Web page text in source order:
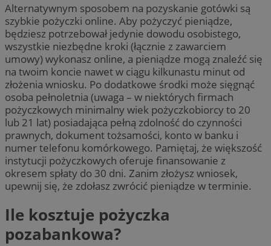
Alternatywnym sposobem na pozyskanie gotówki są
szybkie pożyczki online. Aby pożyczyć pieniądze,
będziesz potrzebował jedynie dowodu osobistego,
wszystkie niezbędne kroki (łącznie z zawarciem
umowy) wykonasz online, a pieniądze mogą znaleźć się
na twoim koncie nawet w ciągu kilkunastu minut od
złożenia wniosku. Po dodatkowe środki może sięgnąć
osoba pełnoletnia (uwaga – w niektórych firmach
pożyczkowych minimalny wiek pożyczkobiorcy to 20
lub 21 lat) posiadająca pełną zdolność do czynności
prawnych, dokument tożsamości, konto w banku i
numer telefonu komórkowego. Pamiętaj, że większość
instytucji pożyczkowych oferuje finansowanie z
okresem spłaty do 30 dni. Zanim złożysz wniosek,
upewnij się, że zdołasz zwrócić pieniądze w terminie.
Ile kosztuje pożyczka
pozabankowa?